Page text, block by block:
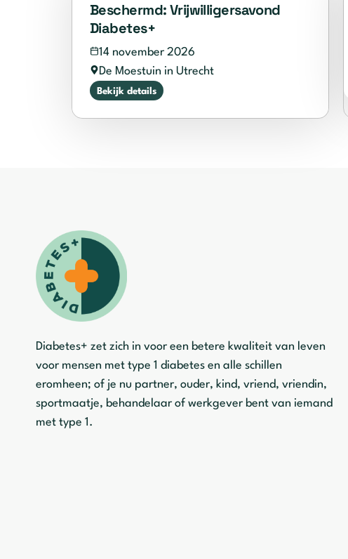
Beschermd: Vrijwilligersavond
Diabetes+
14 november 2026
De Moestuin in Utrecht
Bekijk details
Diabetes+ zet zich in voor een betere kwaliteit van leven
voor mensen met type 1 diabetes en alle schillen
eromheen; of je nu partner, ouder, kind, vriend, vriendin,
sportmaatje, behandelaar of werkgever bent van iemand
met type 1.